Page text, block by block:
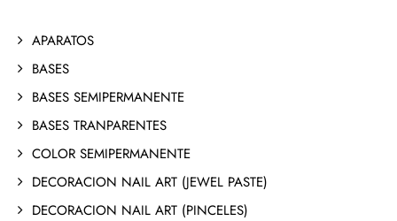
APARATOS
BASES
BASES SEMIPERMANENTE
BASES TRANPARENTES
COLOR SEMIPERMANENTE
DECORACION NAIL ART (JEWEL PASTE)
DECORACION NAIL ART (PINCELES)